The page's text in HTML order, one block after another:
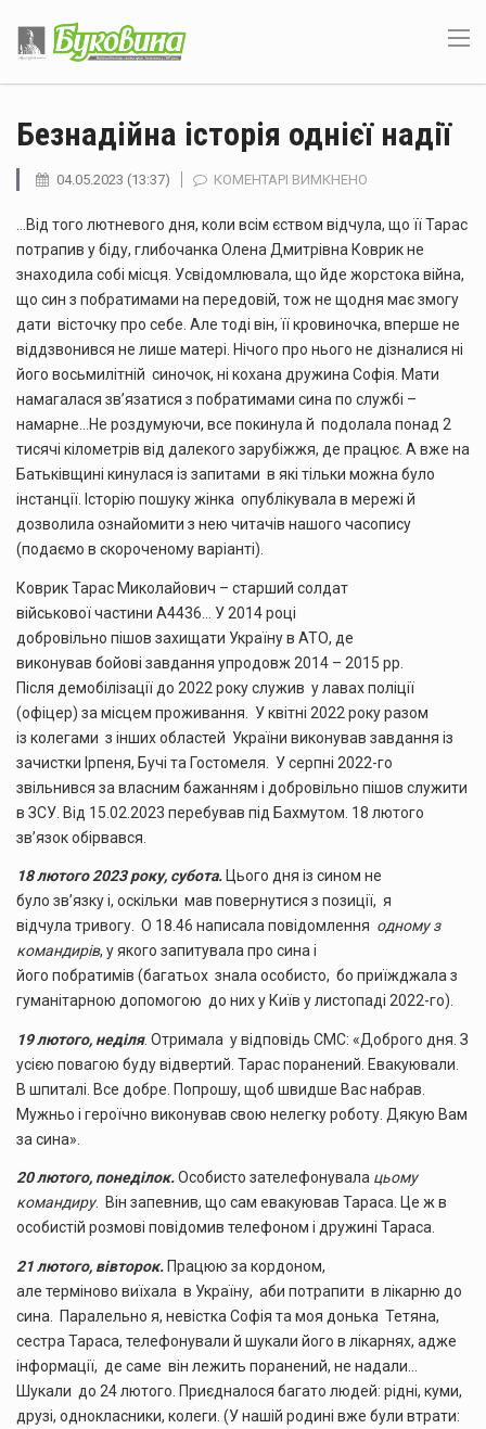
Безнадійна історія однієї надії
04.05.2023 (13:37) КОМЕНТАРІ ВИМКНЕНО
ІСТОРІЯ
ОДНІЄЇ
НАДІЇ
…Від того лютневого дня, коли всім єством відчула, що її Тарас
потрапив у біду, глибочанка Олена Дмитрівна Коврик не
знаходила собі місця. Усвідомлювала, що йде жорстока війна,
що син з побратимами на передовій, тож не щодня має змогу
дати вісточку про себе. Але тоді він, її кровиночка, вперше не
віддзвонився не лише матері. Нічого про нього не дізналися ні
його восьмилітній синочок, ні кохана дружина Софія. Мати
намагалася зв’язатися з побратимами сина по службі –
намарне…Не роздумуючи, все покинула й подолала понад 2
тисячі кілометрів від далекого зарубіжжя, де працює. А вже на
Батьківщині кинулася із запитами в які тільки можна було
інстанції. Історію пошуку жінка опублікувала в мережі й
дозволила ознайомити з нею читачів нашого часопису
(подаємо в скороченому варіанті).
Коврик Тарас Миколайович – старший солдат
військової частини А4436… У 2014 році
добровільно пішов захищати Україну в АТО, де
виконував бойові завдання упродовж 2014 – 2015 рр.
Після демобілізації до 2022 року служив у лавах поліції
(офіцер) за місцем проживання. У квітні 2022 року разом
із колегами з інших областей України виконував завдання із
зачистки Ірпеня, Бучі та Гостомеля. У серпні 2022-го
звільнився за власним бажанням і добровільно пішов служити
в ЗСУ. Від 15.02.2023 перебував під Бахмутом. 18 лютого
зв’язок обірвався.
18 лютого 2023 року, субота. Цього дня із сином не
було зв’язку і, оскільки мав повернутися з позиції, я
відчула тривогу. О 18.46 написала повідомлення одному з
командирів, у якого запитувала про сина і
його побратимів (багатьох знала особисто, бо приїжджала з
гуманітарною допомогою до них у Київ у листопаді 2022-го).
19 лютого, неділя. Отримала у відповідь СМС: «Доброго дня. З
усією повагою буду відвертий. Тарас поранений. Евакуювали.
В шпиталі. Все добре. Попрошу, щоб швидше Вас набрав.
Мужньо і героїчно виконував свою нелегку роботу. Дякую Вам
за сина».
20 лютого, понеділок.Особисто зателефонувала цьому
командиру. Він запевнив, що сам евакуював Тараса. Це ж в
особистій розмові повідомив телефоном і дружині Тараса.
21 лютого, вівторок. Працюю за кордоном,
але терміново виїхала в Україну, аби потрапити в лікарню до
сина. Паралельно я, невістка Софія та моя донька Тетяна,
сестра Тараса, телефонували й шукали його в лікарнях, адже
інформації, де саме він лежить поранений, не надали…
Шукали до 24 лютого. Приєдналося багато людей: рідні, куми,
друзі, однокласники, колеги. (У нашій родині вже були втрати: